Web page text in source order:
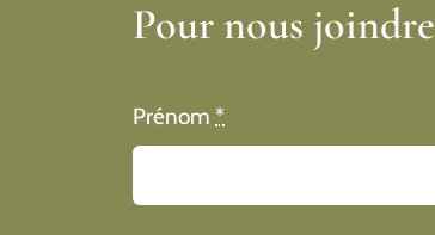
Pour nous joindre
Prénom*